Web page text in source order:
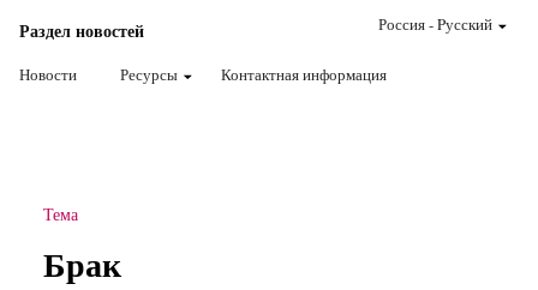
Раздел новостей
Новости Ресурсы Контактная информация
Россия-Pусский
Тема
Брак